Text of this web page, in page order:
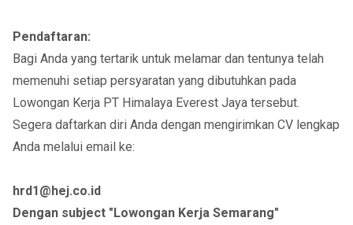
Pendaftaran:
Bagi Anda yang tertarik untuk melamar dan tentunya telah
memenuhi setiap persyaratan yang dibutuhkan pada
Lowongan Kerja PT Himalaya Everest Jaya tersebut.
Segera daftarkan diri Anda dengan mengirimkan CV lengkap
Anda melalui email ke:
hrd1@hej.co.id
Dengan subject "Lowongan Kerja Semarang"